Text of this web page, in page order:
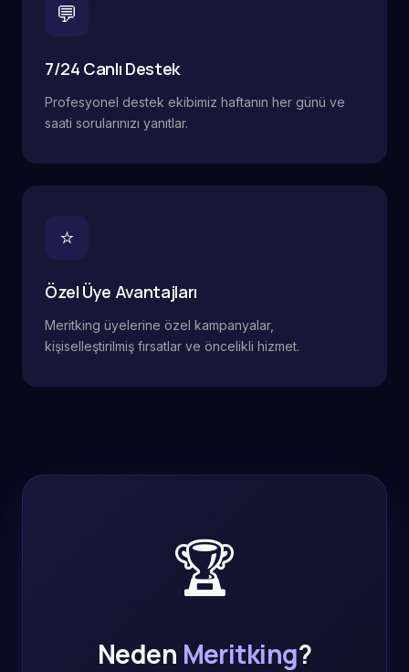
💬
7/24 Canlı Destek
Profesyonel destek ekibimiz haftanın her günü ve
saati sorularınızı yanıtlar.
⭐
Özel Üye Avantajları
Meritking üyelerine özel kampanyalar,
kişiselleştirilmiş fırsatlar ve öncelikli hizmet.
🏆
Neden Meritking?